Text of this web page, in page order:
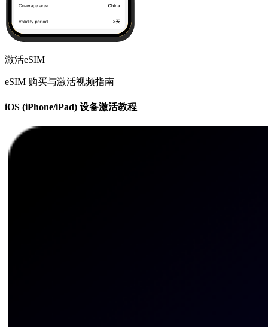
激活eSIM
eSIM 购买与激活视频指南
iOS (iPhone/iPad) 设备激活教程